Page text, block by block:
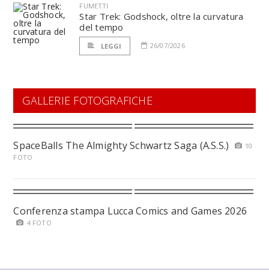
FUMETTI
Star Trek: Godshock, oltre la curvatura
del tempo
LEGGI 26/07/2026
GALLERIE FOTOGRAFICHE
SpaceBalls The Almighty Schwartz Saga (A.S.S.)
10
FOTO
Conferenza stampa Lucca Comics and Games 2026
4 FOTO